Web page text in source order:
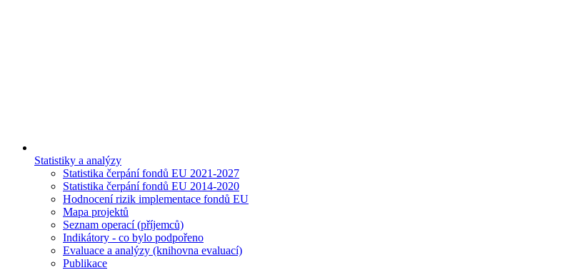
Statistiky a analýzy
Statistika čerpání fondů EU 2021-2027
Statistika čerpání fondů EU 2014-2020
Hodnocení rizik implementace fondů EU
Mapa projektů
Seznam operací (příjemců)
Indikátory - co bylo podpořeno
Evaluace a analýzy (knihovna evaluací)
Publikace